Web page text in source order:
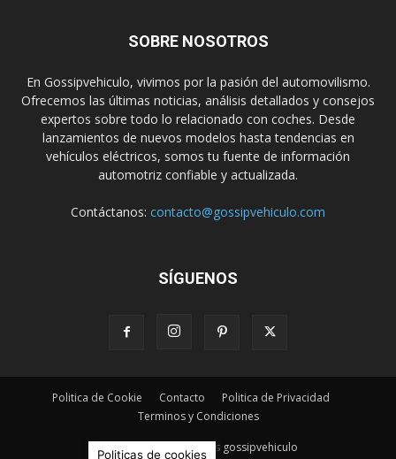
SOBRE NOSOTROS
En Gossipvehiculo, vivimos por la pasión del automovilismo.
Ofrecemos las últimas noticias, análisis detallados y consejos
expertos sobre todo lo relacionado con coches. Desde
lanzamientos de nuevos modelos hasta tendencias en
vehículos eléctricos, somos tu fuente de información
automotriz confiable y actualizada.
Contáctanos: contacto@gossipvehiculo.com
SÍGUENOS
Politica de Cookie Contacto
Politica de Privacidad
Terminos y Condiciones
© Derechos Reservados gossipvehiculo
Politicas de cookies